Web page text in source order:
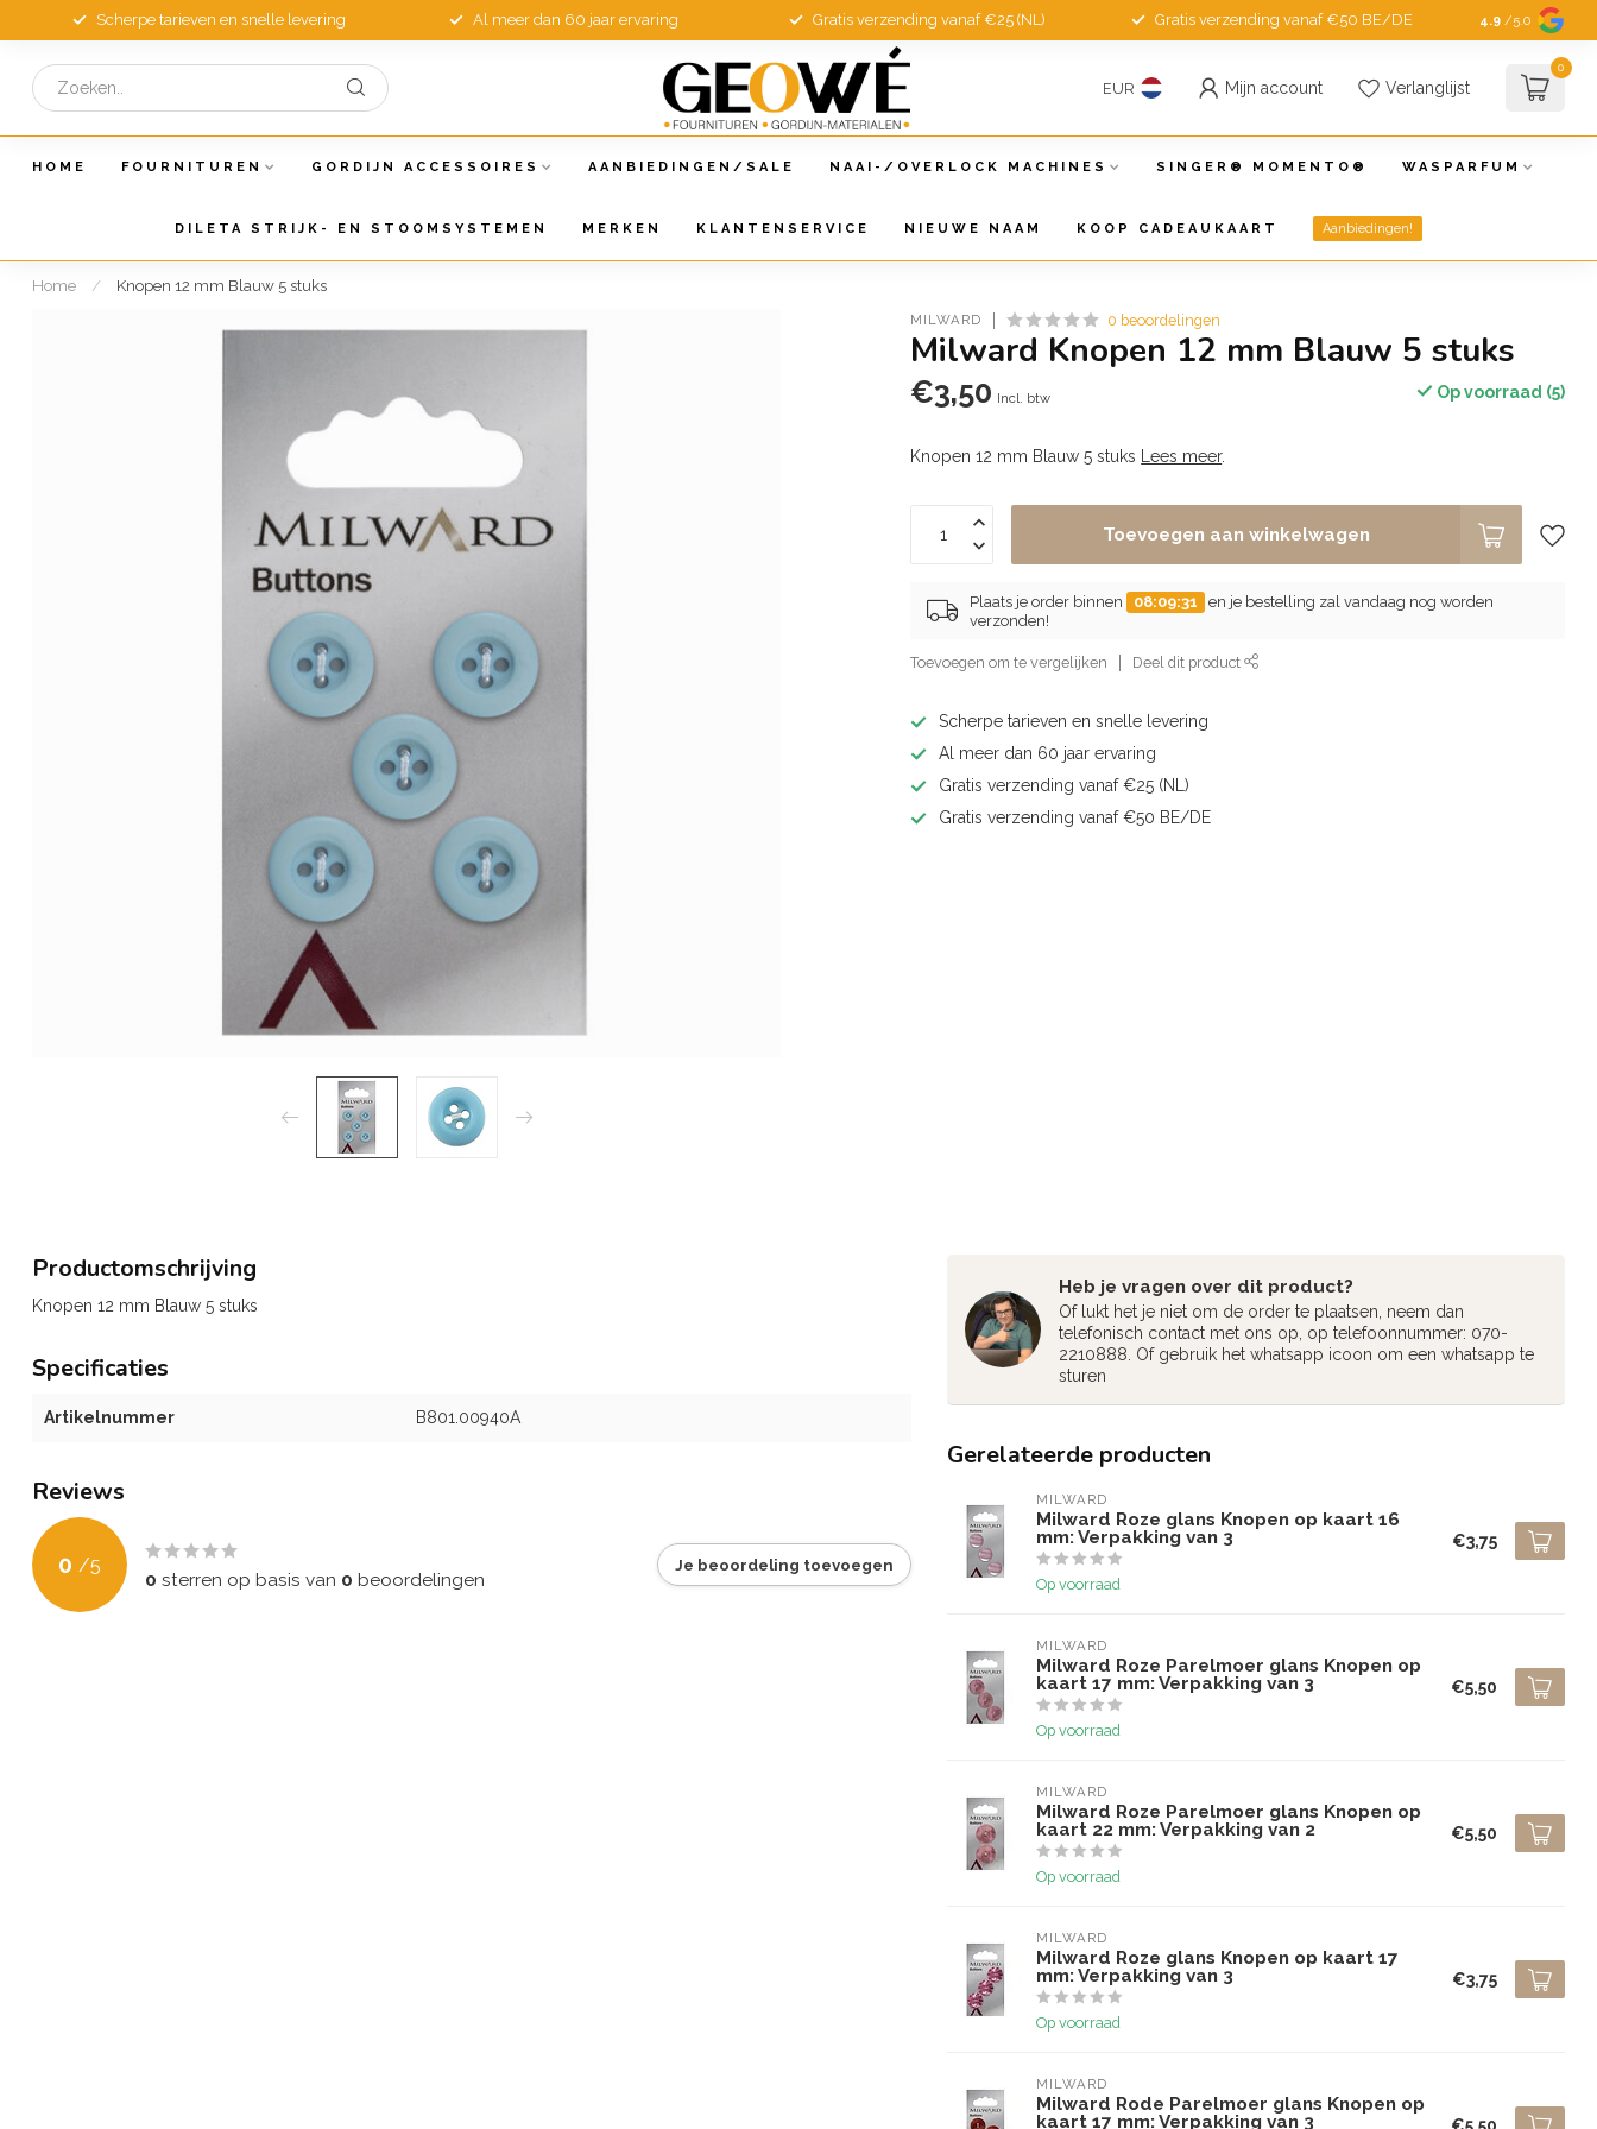
Scherpe tarieven en snelle levering Al meer dan 60 jaar ervaring Gratis verzending vanaf €25 (NL) Gratis verzending vanaf €50 BE/DE 4.9 /5.0
EUR Mijn account Verlanglijst
0
HOME FOURNITUREN GORDIJN ACCESSOIRES AANBIEDINGEN/SALE NAAI-/OVERLOCK MACHINES SINGER® MOMENTO® WASPARFUM
DILETA STRIJK- EN STOOMSYSTEMEN MERKEN KLANTENSERVICE NIEUWE NAAM KOOP CADEAUKAART Aanbiedingen!
Home / Knopen 12 mm Blauw 5 stuks
MILWARD 0 beoordelingen
Milward Knopen 12 mm Blauw 5 stuks
€3,50 Incl. btw Op voorraad (5)
Knopen 12 mm Blauw 5 stuks Lees meer.
Toevoegen aan winkelwagen
Plaats je order binnen 08:09:30
en je bestelling zal vandaag nog worden
verzonden!
Toevoegen om te vergelijken Deel dit product
Scherpe tarieven en snelle levering
Al meer dan 60 jaar ervaring
Gratis verzending vanaf €25 (NL)
Gratis verzending vanaf €50 BE/DE
Productomschrijving
Knopen 12 mm Blauw 5 stuks
Specificaties
Artikelnummer B801.00940A
Reviews
0 /5
0 sterren op basis van 0 beoordelingen
Je beoordeling toevoegen
Heb je vragen over dit product?
Of lukt het je niet om de order te plaatsen, neem dan
telefonisch contact met ons op, op telefoonnummer: 070-
2210888. Of gebruik het whatsapp icoon om een whatsapp te
sturen
Gerelateerde producten
MILWARD
Milward Roze glans Knopen op kaart 16
mm: Verpakking van 3
Op voorraad
€3,75
MILWARD
Milward Roze Parelmoer glans Knopen op
kaart 17 mm: Verpakking van 3
Op voorraad
€5,50
MILWARD
Milward Roze Parelmoer glans Knopen op
kaart 22 mm: Verpakking van 2
Op voorraad
€5,50
MILWARD
Milward Roze glans Knopen op kaart 17
mm: Verpakking van 3
Op voorraad
€3,75
MILWARD
Milward Rode Parelmoer glans Knopen op
kaart 17 mm: Verpakking van 3
€5,50